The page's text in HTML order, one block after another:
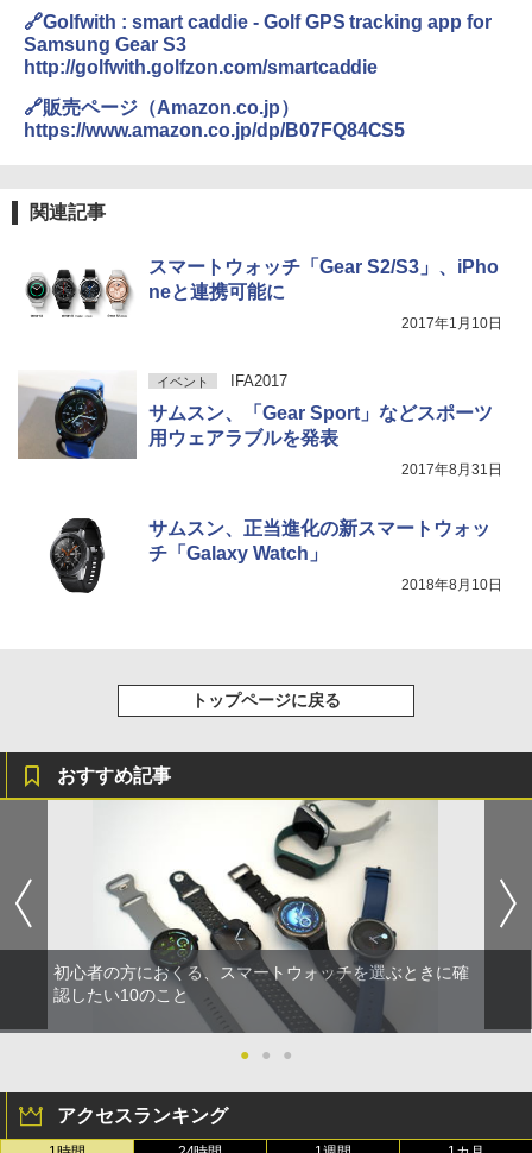
🔗Golfwith : smart caddie - Golf GPS tracking app for
Samsung Gear S3
http://golfwith.golfzon.com/smartcaddie
🔗販売ページ（Amazon.co.jp）
https://www.amazon.co.jp/dp/B07FQ84CS5
関連記事
スマートウォッチ「Gear S2/S3」、iPho
neと連携可能に
2017年1月10日
イベント IFA2017
サムスン、「Gear Sport」などスポーツ
用ウェアラブルを発表
2017年8月31日
サムスン、正当進化の新スマートウォッ
チ「Galaxy Watch」
2018年8月10日
トップページに戻る
おすすめ記事
初心者の方におくる、スマートウォッチを選ぶときに確
認したい10のこと
● ● ●
アクセスランキング